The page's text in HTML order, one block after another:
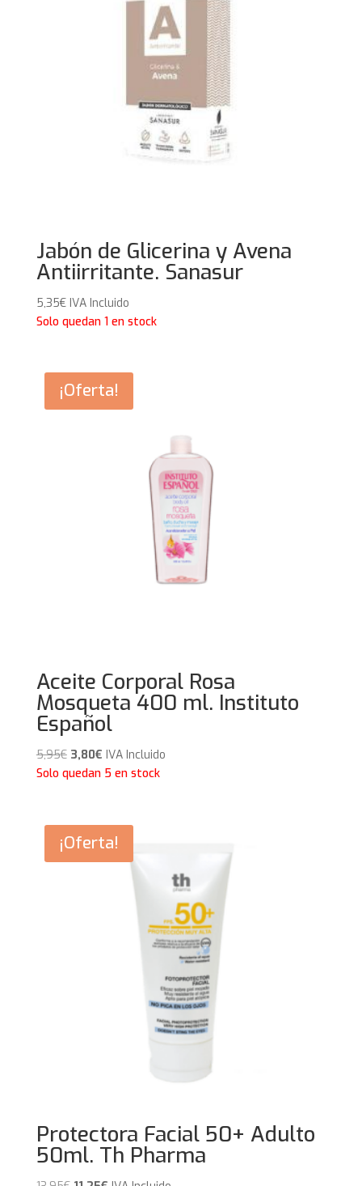
Jabón de Glicerina y Avena
Antiirritante. Sanasur
5,35€ IVA Incluido
Solo quedan 1 en stock
¡Oferta!
Aceite Corporal Rosa
Mosqueta 400 ml. Instituto
Español
5,95€ El
precio
5,95€.
3,80€El
precio
3,80€.
IVA Incluido
Solo quedan 5 en stock
¡Oferta!
Protectora Facial 50+ Adulto
50ml. Th Pharma